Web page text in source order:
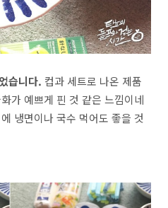
습니다. 컵과 세트로 나온 제품
가 예쁘게 핀 것 같은 느낌이네
냉면이나 국수 먹어도 좋을 것